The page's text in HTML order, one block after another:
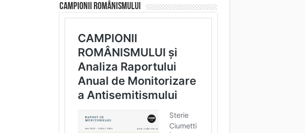
CAMPIONII ROMÂNISMULUI